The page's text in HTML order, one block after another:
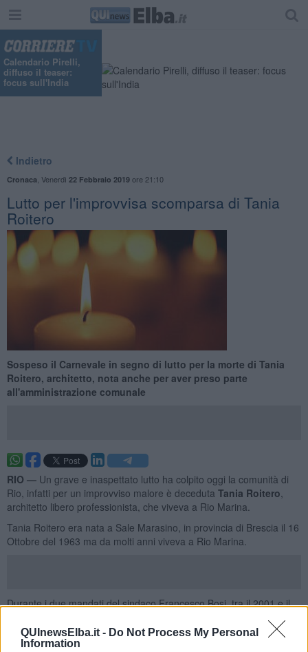
QUInewsElba.it - Do Not Process My Personal
Information
Calendario Pirelli,
diffuso il teaser:
focus sull'India
Indietro
Cronaca Venerdì 22 Febbraio 2019ore 21:10
Lutto per l'improvvisa scomparsa di Tania
Roitero
Sospeso il Carnevale in segno di lutto per la morte di Tania
Roitero, architetto, nota anche per aver preso parte
all'amministrazione comunale
RIO — Un grave e inaspettato lutto ha colpito oggi la comunità di
Rio, infatti per un improvviso malore è deceduta Tania Roitero
architetto libero professionista, che viveva a Rio Marina.
Tania Roitero era nata a Sale Marasino, in provincia di Brescia il 16
Ottobre del 1963 ma da molti anni viveva a Rio Marina.
Durante i due mandati del sindaco Francesco Bosi, tra il 2001 e il
durante il mandato di Paola Mancuso era stata presidente del
Consiglio comunale.